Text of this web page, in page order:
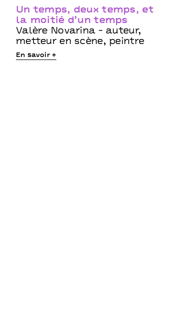
Un temps, deux temps, et
la moitié d’un temps
Valère Novarina - auteur,
metteur en scène, peintre
En savoir +